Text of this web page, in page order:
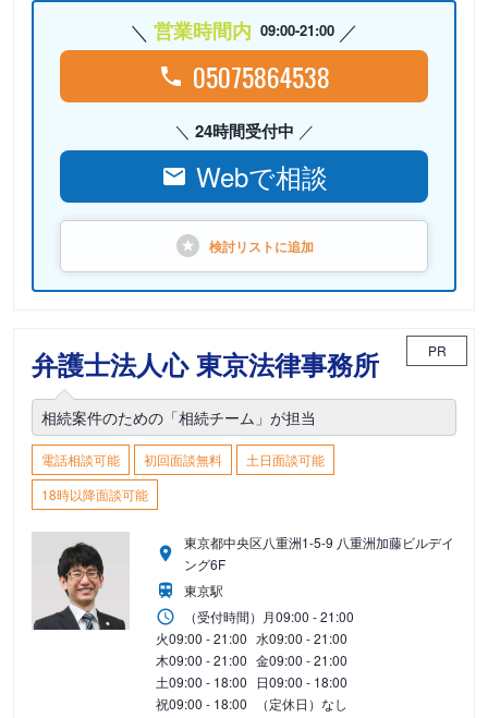
営業時間内 09:00-21:00
05075864538
24時間受付中
Webで相談
検討リストに追加
弁護士法人心 東京法律事務所 PR
相続案件のための「相続チーム」が担当
電話相談可能 初回面談無料
土日面談可能
18時以降面談可能
東京都中央区八重洲1-5-9 八重洲加藤ビルデイ
ング6F
東京駅
（受付時間） 月09:00 - 21:00
火09:00 - 21:00 水09:00 - 21:00
木09:00 - 21:00 金09:00 - 21:00
土09:00 - 18:00 日09:00 - 18:00
祝09:00 - 18:00 （定休日）なし